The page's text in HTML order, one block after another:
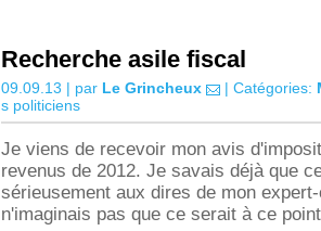
Recherche asile fiscal
09.09.13 | par Le Grincheux | Catégories:
s politiciens
Je viens de recevoir mon avis
revenus de 2012. Je savais déjà que
sérieusement aux dires de mon
n'imaginais pas que ce serait à ce